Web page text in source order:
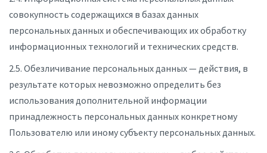
совокупность содержащихся в базах данных
персональных данных и обеспечивающих их обработку
информационных технологий и технических средств.
2.5. Обезличивание персональных данных — действия, в
результате которых невозможно определить без
использования дополнительной информации
принадлежность персональных данных конкретному
Пользователю или иному субъекту персональных данных.